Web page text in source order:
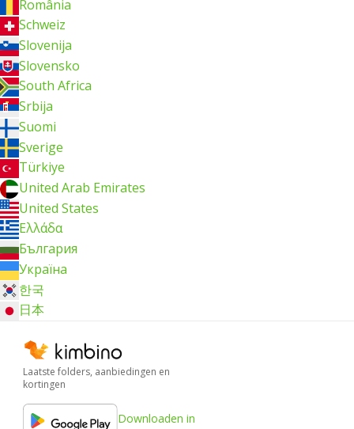
România
Schweiz
Slovenija
Slovensko
South Africa
Srbija
Suomi
Sverige
Türkiye
United Arab Emirates
United States
Ελλάδα
България
Україна
한국
日本
Laatste folders, aanbiedingen en
kortingen
Downloaden in